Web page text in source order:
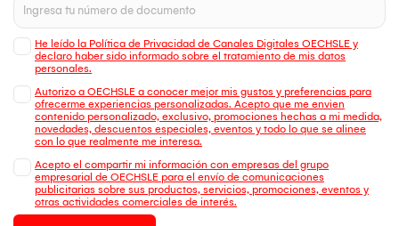
He leído la Política de Privacidad de Canales Digitales OECHSLE y
declaro haber sido informado sobre el tratamiento de mis datos
personales.
Autorizo a OECHSLE a conocer mejor mis gustos y preferencias para
ofrecerme experiencias personalizadas. Acepto que me envien
contenido personalizado, exclusivo, promociones hechas a mi medida,
novedades, descuentos especiales, eventos y todo lo que se alinee
con lo que realmente me interesa.
Acepto el compartir mi información con empresas del grupo
empresarial de OECHSLE para el envío de comunicaciones
publicitarias sobre sus productos, servicios, promociones, eventos y
otras actividades comerciales de interés.